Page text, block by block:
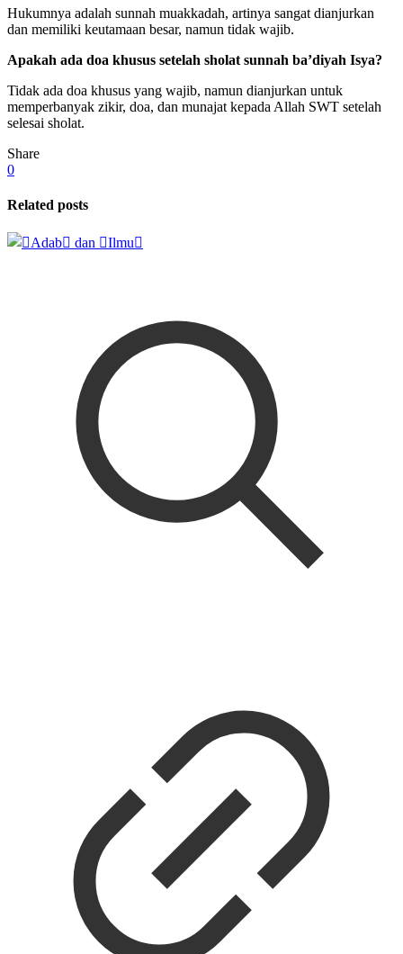
Hukumnya adalah sunnah muakkadah, artinya sangat dianjurkan
dan memiliki keutamaan besar, namun tidak wajib.
Apakah ada doa khusus setelah sholat sunnah ba’diyah Isya?
Tidak ada doa khusus yang wajib, namun dianjurkan untuk
memperbanyak zikir, doa, dan munajat kepada Allah SWT setelah
selesai sholat.
Share
0
Related posts